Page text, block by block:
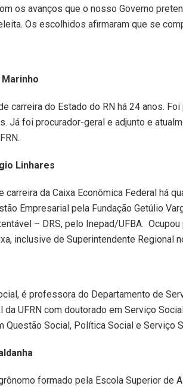
os avanços que o nosso Governo
Os escolhidos afirmaram que se
carreira do Estado do RN há 24 anos.
Já foi procurador-geral e adjunto e
Linhares
carreira da Caixa Econômica Federal há
Empresarial pela Fundação Getúlio
– DRS, pelo Inepad/UFBA.
inclusive de Superintendente Regional
é professora do Departamento de
da UFRN com doutorado em Serviço
Questão Social, Política Social e Serviço
formado pela Escola Superior de